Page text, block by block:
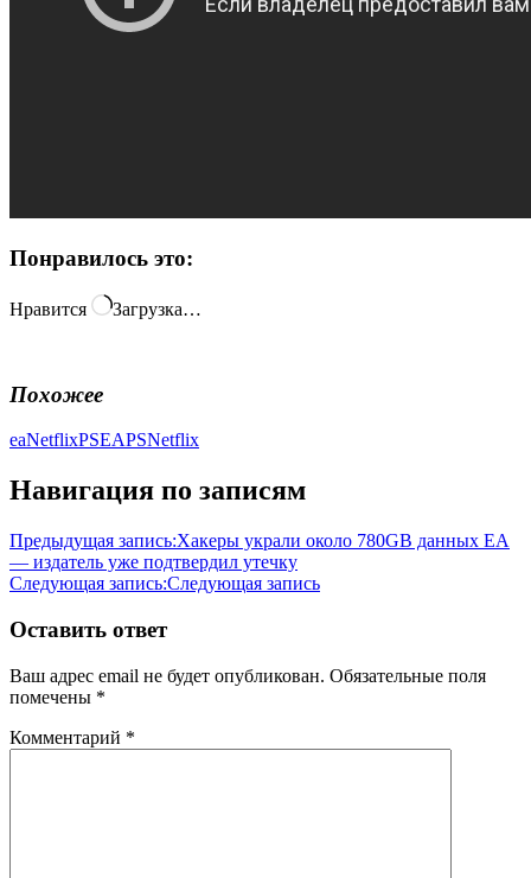
Понравилось это:
Нравится Загрузка…
Похожее
eaNetflixPSEAPSNetflix
Навигация по записям
Предыдущая запись:Хакеры украли около 780GB данных EA
— издатель уже подтвердил утечку
Следующая запись:Следующая запись
Оставить ответ
Ваш адрес email не будет опубликован. Обязательные поля
помечены *
Комментарий *